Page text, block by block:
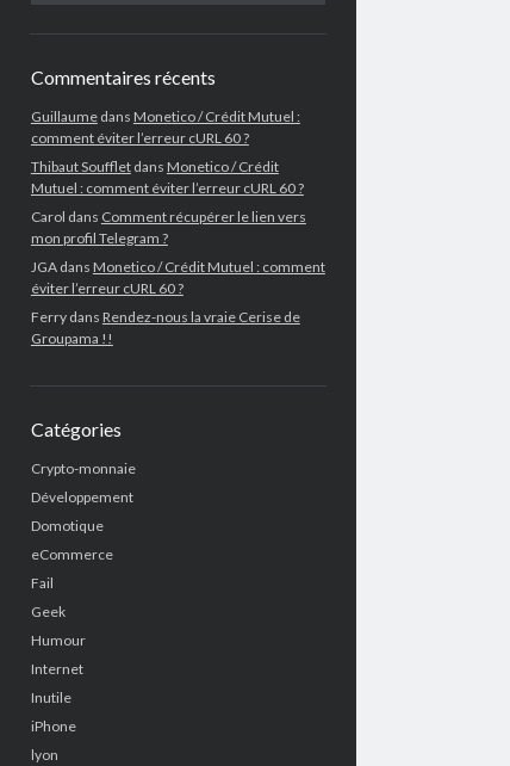
Commentaires récents
Guillaumedans Monetico / Crédit Mutuel :
comment éviter l’erreur cURL 60 ?
Thibaut Souffletdans Monetico / Crédit
Mutuel : comment éviter l’erreur cURL 60 ?
Carol dans Comment récupérer le lien vers
mon profil Telegram ?
JGAdans Monetico / Crédit Mutuel : comment
éviter l’erreur cURL 60 ?
Ferrydans Rendez-nous la vraie Cerise de
Groupama !!
Catégories
Crypto-monnaie
Développement
Domotique
eCommerce
Fail
Geek
Humour
Internet
Inutile
iPhone
lyon